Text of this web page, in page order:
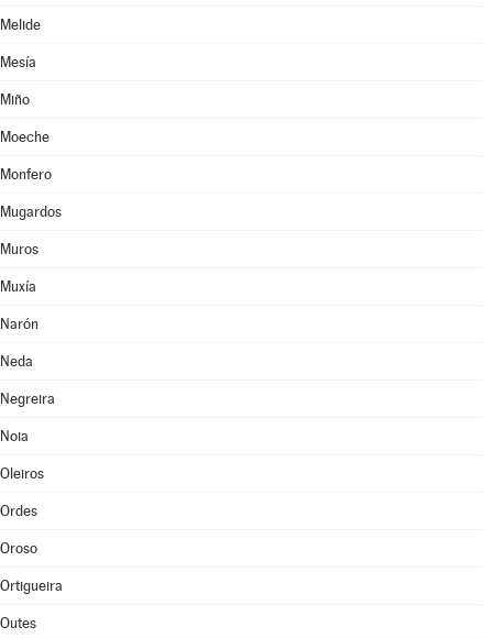
Melide
Mesía
Miño
Moeche
Monfero
Mugardos
Muros
Muxía
Narón
Neda
Negreira
Noia
Oleiros
Ordes
Oroso
Ortigueira
Outes